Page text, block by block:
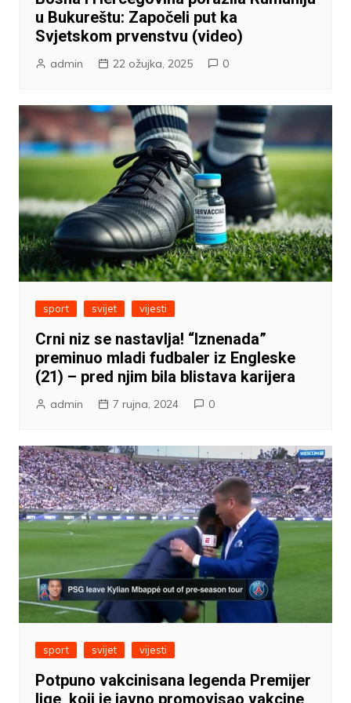
u Bukureštu: Započeli put ka
Svjetskom prvenstvu (video)
admin 22 ožujka, 2025 0
sport svijet vijesti
Crni niz se nastavlja! “Iznenada”
preminuo mladi fudbaler iz Engleske
(21) – pred njim bila blistava karijera
admin 7 rujna, 2024 0
sport svijet vijesti
Potpuno vakcinisana legenda Premijer
lige, koji je javno promovisao vakcine,